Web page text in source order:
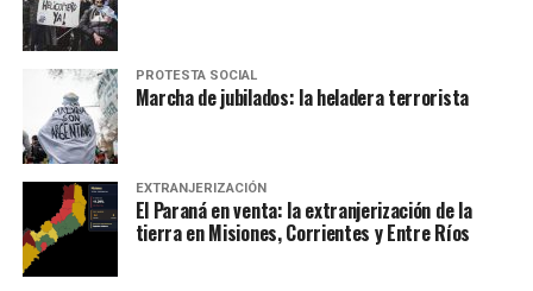
PROTESTA SOCIAL
Marcha de jubilados: la heladera terrorista
EXTRANJERIZACIÓN
El Paraná en venta: la extranjerización de la
tierra en Misiones, Corrientes y Entre Ríos